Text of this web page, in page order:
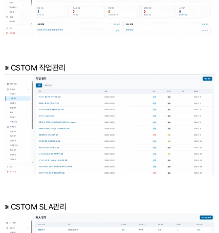
※ CSTOM 작업관리
※ CSTOM SLA관리